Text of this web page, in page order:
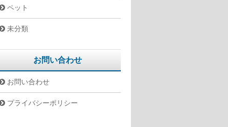
ペット
未分類
お問い合わせ
お問い合わせ
プライバシーポリシー